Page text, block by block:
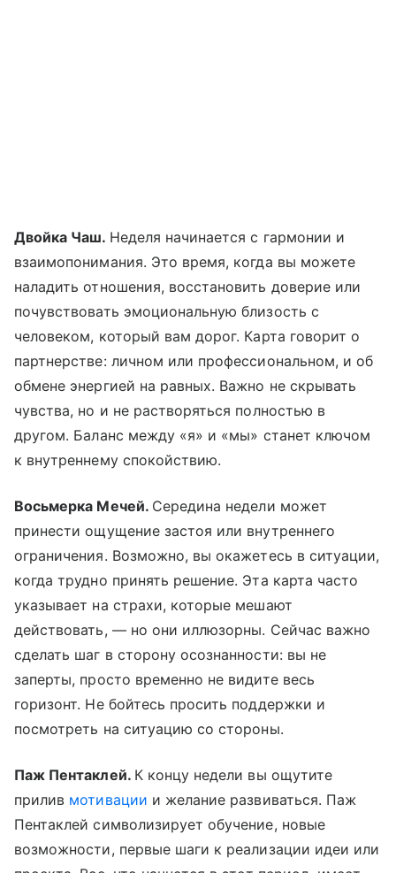
Двойка Чаш. Неделя начинается с гармонии и
взаимопонимания. Это время, когда вы можете
наладить отношения, восстановить доверие или
почувствовать эмоциональную близость с
человеком, который вам дорог. Карта говорит о
партнерстве: личном или профессиональном, и об
обмене энергией на равных. Важно не скрывать
чувства, но и не растворяться полностью в
другом. Баланс между «я» и «мы» станет ключом
к внутреннему спокойствию.
Восьмерка Мечей. Середина недели может
принести ощущение застоя или внутреннего
ограничения. Возможно, вы окажетесь в ситуации,
когда трудно принять решение. Эта карта часто
указывает на страхи, которые мешают
действовать, — но они иллюзорны. Сейчас важно
сделать шаг в сторону осознанности: вы не
заперты, просто временно не видите весь
горизонт. Не бойтесь просить поддержки и
посмотреть на ситуацию со стороны.
Паж Пентаклей. К концу недели вы ощутите
прилив мотивации и желание развиваться. Паж
Пентаклей символизирует обучение, новые
возможности, первые шаги к реализации идеи или